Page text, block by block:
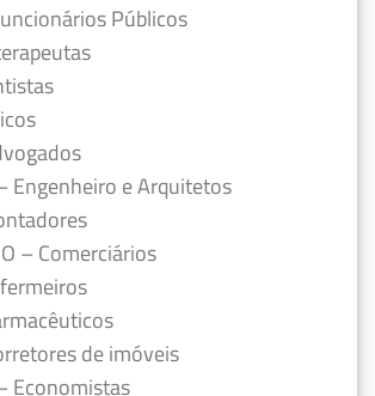
Públicos
Engenheiro e Arquitetos
– Comerciários
de imóveis
Economistas